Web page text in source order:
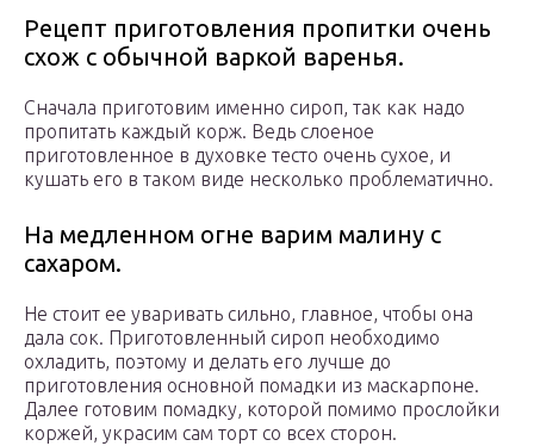
Рецепт приготовления пропитки очень
схож с обычной варкой варенья.
Сначала приготовим именно сироп, так как надо
пропитать каждый корж. Ведь слоеное
приготовленное в духовке тесто очень сухое, и
кушать его в таком виде несколько проблематично.
На медленном огне варим малину с
сахаром.
Не стоит ее уваривать сильно, главное, чтобы она
дала сок. Приготовленный сироп необходимо
охладить, поэтому и делать его лучше до
приготовления основной помадки из маскарпоне.
Далее готовим помадку, которой помимо прослойки
коржей, украсим сам торт со всех сторон.